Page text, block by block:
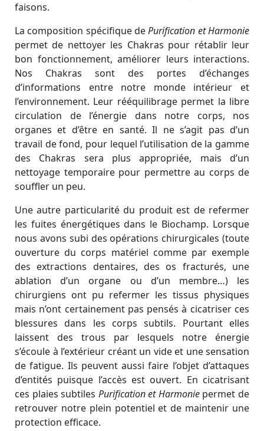
faisons.
La composition spécifique dePurification et Harmonie
permet de nettoyer les Chakras pour rétablir leur
bon fonctionnement, améliorer leurs interactions.
Nos Chakras sont des portes d’échanges
d’informations entre notre monde intérieur et
l’environnement. Leur rééquilibrage permet la libre
circulation de l’énergie dans notre corps, nos
organes et d’être en santé. Il ne s’agit pas d’un
travail de fond, pour lequel l’utilisation de la gamme
des Chakras sera plus appropriée, mais d’un
nettoyage temporaire pour permettre au corps de
souffler un peu.
Une autre particularité du produit est de refermer
les fuites énergétiques dans le Biochamp. Lorsque
nous avons subi des opérations chirurgicales (toute
ouverture du corps matériel comme par exemple
des extractions dentaires, des os fracturés, une
ablation d’un organe ou d’un membre…) les
chirurgiens ont pu refermer les tissus physiques
mais n’ont certainement pas pensés à cicatriser ces
blessures dans les corps subtils. Pourtant elles
laissent des trous par lesquels notre énergie
s’écoule à l’extérieur créant un vide et une sensation
de fatigue. Ils peuvent aussi faire l’objet d’attaques
d’entités puisque l’accès est ouvert. En cicatrisant
ces plaies subtiles Purification et Harmoniepermet de
retrouver notre plein potentiel et de maintenir une
protection efficace.